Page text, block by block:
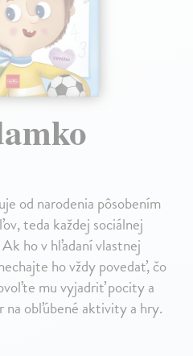
od narodenia pôsobením
teda každej sociálnej
ho v hľadaní vlastnej
ho vždy povedať, čo
mu vyjadriť pocity a
na obľúbené aktivity a hry.